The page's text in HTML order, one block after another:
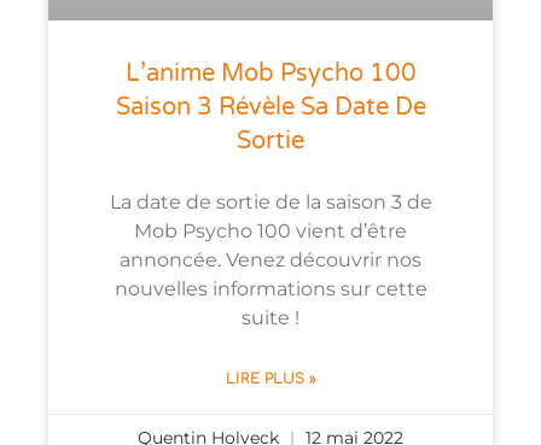
L’anime Mob Psycho 100
Saison 3 Révèle Sa Date De
Sortie
La date de sortie de la saison 3 de
Mob Psycho 100 vient d’être
annoncée. Venez découvrir nos
nouvelles informations sur cette
suite !
LIRE PLUS »
Quentin Holveck 12 mai 2022